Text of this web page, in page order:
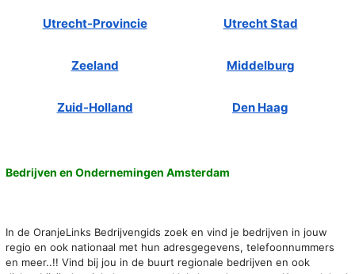
Utrecht-Provincie Utrecht Stad
Zeeland Middelburg
Zuid-Holland Den Haag
Bedrijven en Ondernemingen Amsterdam
In de OranjeLinks Bedrijvengids zoek en vind je bedrijven in jouw
regio en ook nationaal met hun adresgegevens, telefoonnummers
en meer..!! Vind bij jou in de buurt regionale bedrijven en ook